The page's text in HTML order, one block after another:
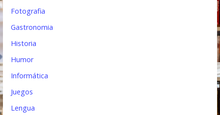
Fotografia
Gastronomia
Historia
Humor
Informática
Juegos
Lengua